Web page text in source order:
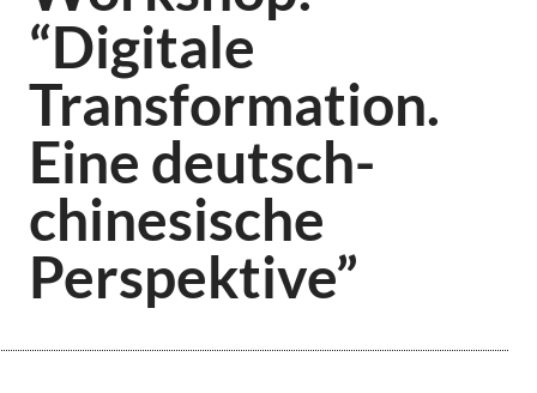
“Digitale
Transformation.
Eine deutsch-
chinesische
Perspektive”